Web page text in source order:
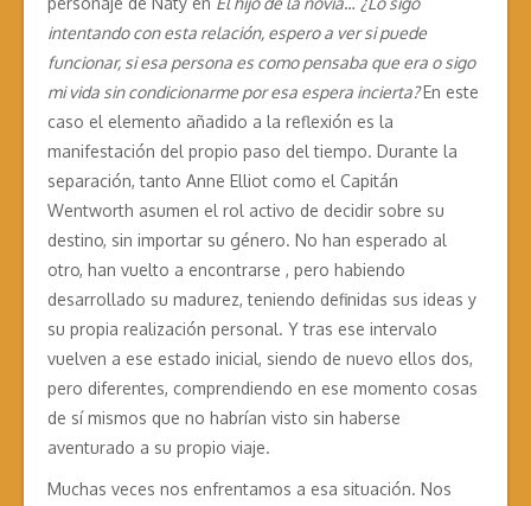
intentando con esta relación, espero a ver si puede
funcionar, si esa persona es como pensaba que era o sigo
mi vida sin condicionarme por esa espera incierta?En este
caso el elemento añadido a la reflexión es la
manifestación del propio paso del tiempo. Durante la
separación, tanto Anne Elliot como el Capitán
Wentworth asumen el rol activo de decidir sobre su
destino, sin importar su género. No han esperado al
otro, han vuelto a encontrarse , pero habiendo
desarrollado su madurez, teniendo definidas sus ideas y
su propia realización personal. Y tras ese intervalo
vuelven a ese estado inicial, siendo de nuevo ellos dos,
pero diferentes, comprendiendo en ese momento cosas
de sí mismos que no habrían visto sin haberse
aventurado a su propio viaje.
Muchas veces nos enfrentamos a esa situación. Nos